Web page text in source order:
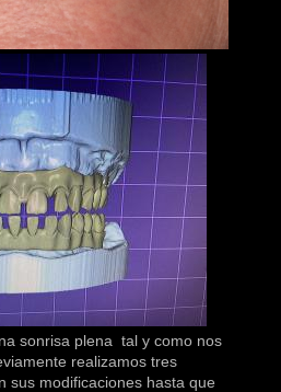
sonrisa plena tal y como nos
realizamos tres
sus modificaciones hasta que